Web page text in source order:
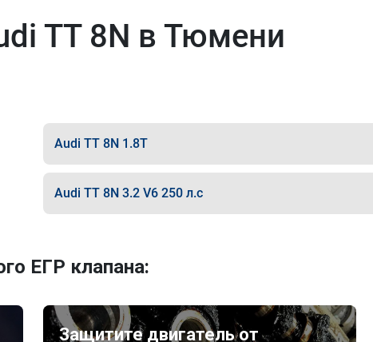
TT 8N в Тюмени
Audi TT 8N 1.8T
Audi TT 8N 3.2 V6 250 л.с
ЕГР клапана:
Защитите двигатель от